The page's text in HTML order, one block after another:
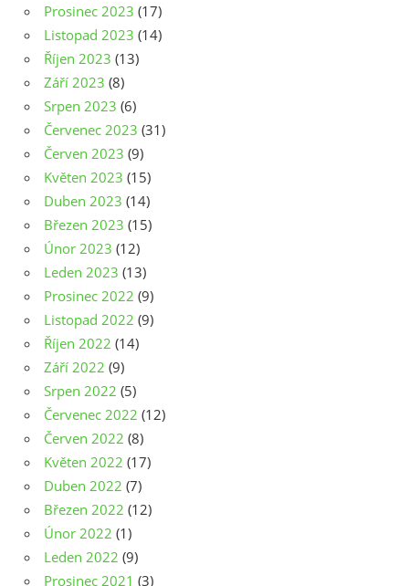
Prosinec 2023 (17)
Listopad 2023 (14)
Říjen 2023 (13)
Září 2023 (8)
Srpen 2023 (6)
Červenec 2023 (31)
Červen 2023 (9)
Květen 2023 (15)
Duben 2023 (14)
Březen 2023 (15)
Únor 2023 (12)
Leden 2023 (13)
Prosinec 2022 (9)
Listopad 2022 (9)
Říjen 2022 (14)
Září 2022 (9)
Srpen 2022 (5)
Červenec 2022 (12)
Červen 2022 (8)
Květen 2022 (17)
Duben 2022 (7)
Březen 2022 (12)
Únor 2022 (1)
Leden 2022 (9)
Prosinec 2021 (3)